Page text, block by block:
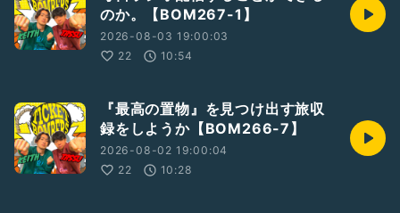
のか。【BOM267-1】
2026-08-03 19:00:03
22
10:54
『最高の置物』を見つけ出す旅収
録をしようか【BOM266-7】
2026-08-02 19:00:04
22
10:28